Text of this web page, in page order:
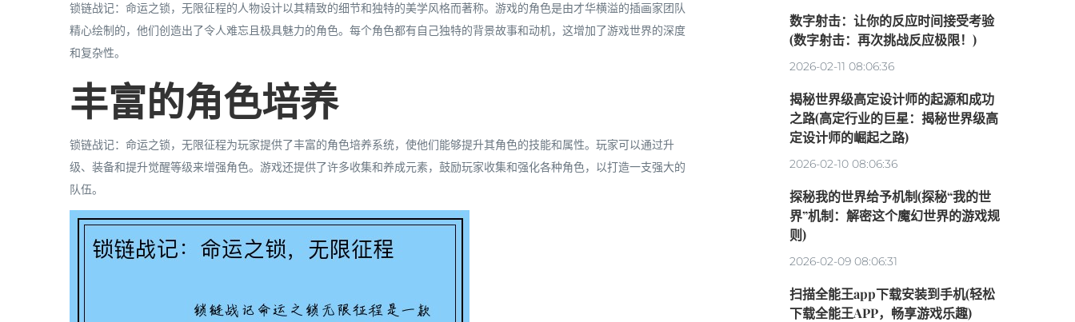
锁链战记：命运之锁，无限征程的人物设计以其精致的细节和独特的美学风格而著称。游戏的角色是由才华横溢的插画家团队
精心绘制的，他们创造出了令人难忘且极具魅力的角色。每个角色都有自己独特的背景故事和动机，这增加了游戏世界的深度
和复杂性。
丰富的角色培养
锁链战记：命运之锁，无限征程为玩家提供了丰富的角色培养系统，使他们能够提升其角色的技能和属性。玩家可以通过升
级、装备和提升觉醒等级来增强角色。游戏还提供了许多收集和养成元素，鼓励玩家收集和强化各种角色，以打造一支强大的
队伍。
数字射击：让你的反应时间接受考验
(数字射击：再次挑战反应极限！)
2026-02-11 08:06:36
揭秘世界级高定设计师的起源和成功
之路(高定行业的巨星：揭秘世界级高
定设计师的崛起之路)
2026-02-10 08:06:36
探秘我的世界给予机制(探秘“我的世
界”机制：解密这个魔幻世界的游戏规
则)
2026-02-09 08:06:31
扫描全能王app下载安装到手机(轻松
下载全能王APP，畅享游戏乐趣)